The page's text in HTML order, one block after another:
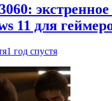
11 для
1 год спустя